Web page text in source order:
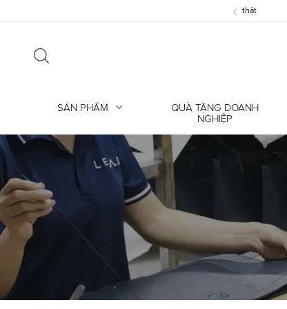
‹
SẢN PHẨM
QUÀ TẶNG DOANH
NGHIỆP